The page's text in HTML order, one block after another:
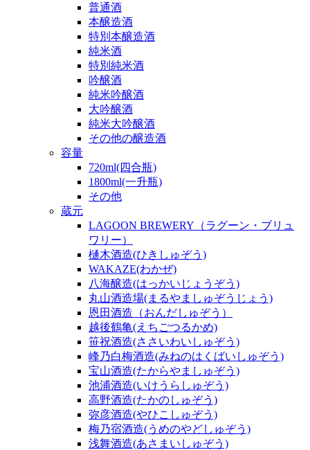
普通酒
本醸造酒
特別本醸造酒
純米酒
特別純米酒
吟醸酒
純米吟醸酒
大吟醸酒
純米大吟醸酒
その他の醸造酒
容量
720ml(四合瓶)
1800ml(一升瓶)
その他
蔵元
LAGOON BREWERY（ラグーン・ブリュ
ワリー）
樋木酒造(ひきしゅぞう)
WAKAZE(わかぜ)
八海醸造(はっかいじょうぞう)
丸山酒造場(まるやましゅぞうじょう)
恩田酒造（おんだしゅぞう）
越後鶴亀(えちごつるかめ)
笹祝酒造(ささいわいしゅぞう)
峰乃白梅酒造(みねのはくばいしゅぞう)
宝山酒造(たからやましゅぞう)
池浦酒造(いけうらしゅぞう)
高野酒造(たかのしゅぞう)
弥彦酒造(やひこしゅぞう)
梅乃宿酒造(うめのやどしゅぞう)
浅舞酒造(あさまいしゅぞう)